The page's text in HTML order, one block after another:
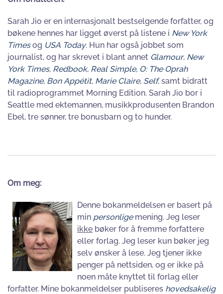
Sarah Jio er en internasjonalt bestselgende forfatter, og
bøkene hennes har ligget øverst på listene i New York
Timesog USA Today. Hun har også jobbet som
journalist, og har skrevet i blant annet Glamour, New
York Times, Redbook, Real Simple, O: The Oprah
Magazine, Bon Appétit, Marie Claire, Self, samt bidratt
til radioprogrammet Morning Edition. Sarah Jio bor i
Seattle med ektemannen, musikkprodusenten Brandon
Ebel, tre sønner, tre bonusbarn og to hunder.
Om meg:
Denne bokanmeldelsen er basert på
min personligemening. Jeg leser
ikke bøker for å fremme forfattere
eller forlag. Jeg leser kun bøker jeg
selv ønsker å lese. Jeg tjener ikke
penger på nettsiden, og er ikke på
noen måte knyttet til forlag eller
forfatter. Mine bokanmeldelser publiseres hovedsakelig